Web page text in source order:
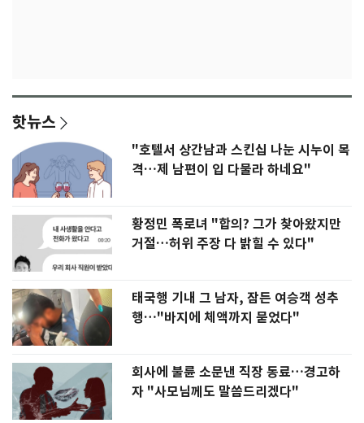
핫뉴스
"호텔서 상간남과 스킨십 나눈 시누이 목
격…제 남편이 입 다물라 하네요"
황정민 폭로녀 "합의? 그가 찾아왔지만
거절…허위 주장 다 밝힐 수 있다"
태국행 기내 그 남자, 잠든 여승객 성추
행…"바지에 체액까지 묻었다"
회사에 불륜 소문낸 직장 동료…경고하
자 "사모님께도 말씀드리겠다"